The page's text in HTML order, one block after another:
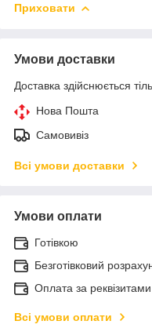
Приховати
Умови доставки
Доставка здійснюється
Нова Пошта
Самовивіз
Всі умови доставки
Умови оплати
Готівкою
Безготівковий
Оплата за реквізитами
Всі умови оплати